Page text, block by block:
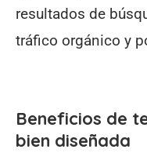
resultados de
tráfico orgánico y
Beneficios de
bien diseñada